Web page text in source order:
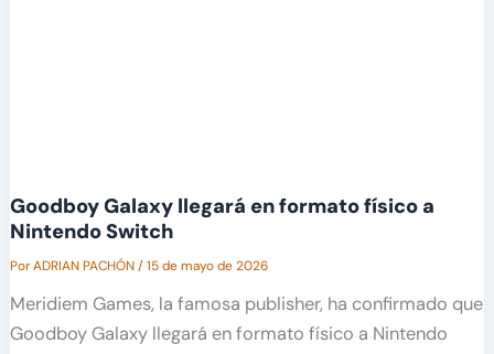
Goodboy Galaxy llegará en formato físico a
Nintendo Switch
PorADRIAN PACHÓN/15 de mayo de 2026
Meridiem Games, la famosa publisher, ha confirmado que
Goodboy Galaxy llegará en formato físico a Nintendo